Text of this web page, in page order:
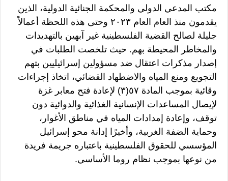
مكتب المدعي الدولي والمحكمة الجنائية الدولية، الذين
يقدمون منذ العام العام ٢٠٢٣ وحتى هذه اللحظة أعمالاً
جليلة لصالح القضية الفلسطينية غير آبهين بالتهديدات
والمخاطر المحيطة بهم. حيث تلخصت الطلبات في
إصدار مذكرات اعتقال ضد مسؤولين إسرائيليين بتهم
التجويع ومنع المياه والاضطهاد القضائي، اتخاذ إجراءات
وقائية بموجب المادة ٥٧(٣) لإعادة فتح معابر غزة
لإيصال المساعدات الإنسانية الغذائية والدوائية دون
توقف، وإعادة إمدادات المياه في مناطق الأغوار،
وحماية الضفة الغربية، وأخيرًا إدانة محو إسرائيل
المؤسسي للحقوق الفلسطينية باعتباره جريمة فريدة
من نوعها بموجب نظام روما الأساسي.